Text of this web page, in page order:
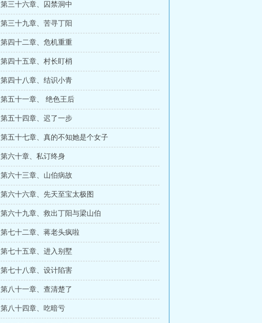
第三十六章、囚禁洞中
第三十九章、苦寻丁阳
第四十二章、危机重重
第四十五章、村长盯梢
第四十八章、结识小青
第五十一章、 绝色王后
第五十四章、迟了一步
第五十七章、真的不知她是个女子
第六十章、私订终身
第六十三章、山伯病故
第六十六章、先天至宝太极图
第六十九章、救出丁阳与梁山伯
第七十二章、蒋老头疯啦
第七十五章、进入别墅
第七十八章、设计陷害
第八十一章、查清楚了
第八十四章、吃暗亏